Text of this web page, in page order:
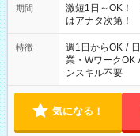
期間
激短1日～OK！
はアナタ次第！
特徴 週1日からOK /
業・WワークOK /
ンスキル不要
気になる！